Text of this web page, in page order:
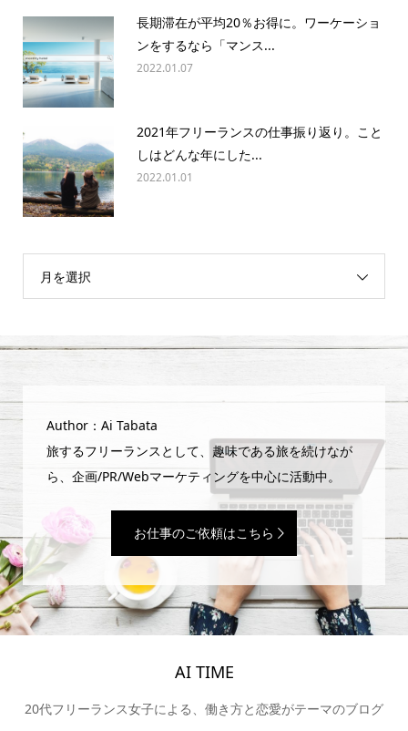
長期滞在が平均20％お得に。ワーケーショ
ンをするなら「マンス...
2022.01.07
2021年フリーランスの仕事振り返り。こと
しはどんな年にした...
2022.01.01
月を選択
Author：Ai Tabata
旅するフリーランスとして、趣味である旅を続けなが
ら、企画/PR/Webマーケティングを中心に活動中。
お仕事のご依頼はこちら
AI TIME
20代フリーランス女子による、働き方と恋愛がテーマのブログ